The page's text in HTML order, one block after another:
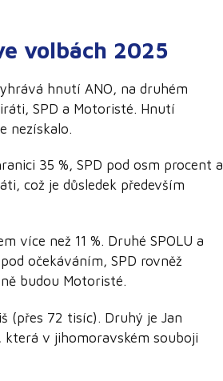
volbách 2025
hnutí ANO, na druhém
SPD a Motoristé. Hnutí
nezískalo.
35 %, SPD pod osm procent a
což je důsledek především
více než 11 %. Druhé SPOLU a
očekáváním, SPD rovněž
budou Motoristé.
(přes 72 tisíc). Druhý je Jan
v jihomoravském souboji